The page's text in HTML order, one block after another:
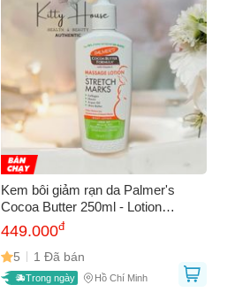
Kem bôi giảm rạn da Palmer's
Cocoa Butter 250ml - Lotion
massage cho bà bầu, ngăn ngừa
và cải thiện vết rạn da hiệu quả.
449.000đ
5 1 Đã bán
Trong ngày Hồ Chí Minh